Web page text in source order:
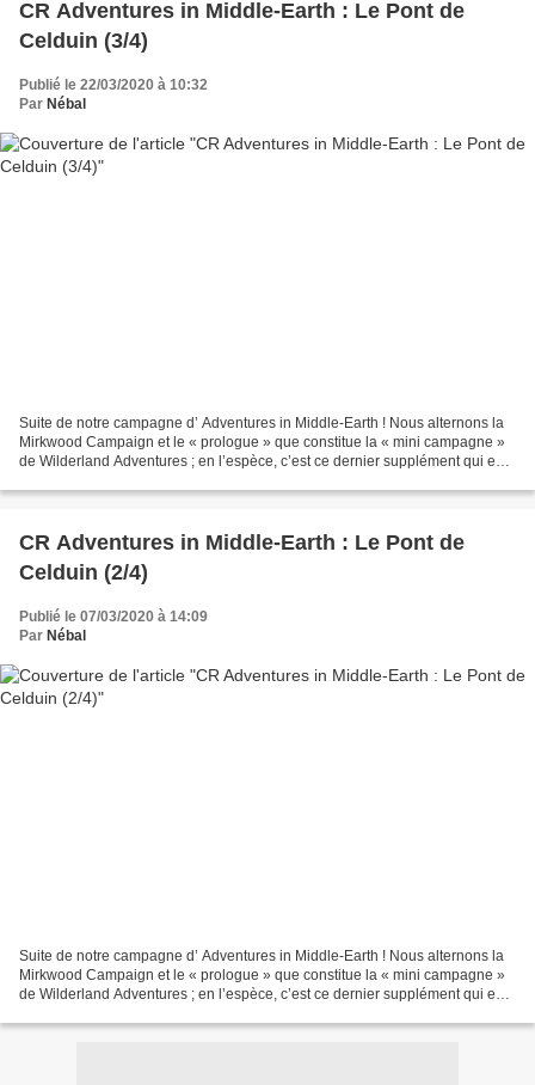
CR Adventures in Middle-Earth : Le Pont de
Celduin (3/4)
Publié le 22/03/2020 à 10:32
Par Nébal
Suite de notre campagne d’ Adventures in Middle-Earth ! Nous alternons la
Mirkwood Campaign et le « prologue » que constitue la « mini campagne »
de Wilderland Adventures ; en l’espèce, c’est ce dernier supplément qui est
CR Adventures in Middle-Earth : Le Pont de
Celduin (2/4)
Publié le 07/03/2020 à 14:09
Par Nébal
Suite de notre campagne d’ Adventures in Middle-Earth ! Nous alternons la
Mirkwood Campaign et le « prologue » que constitue la « mini campagne »
de Wilderland Adventures ; en l’espèce, c’est ce dernier supplément qui est